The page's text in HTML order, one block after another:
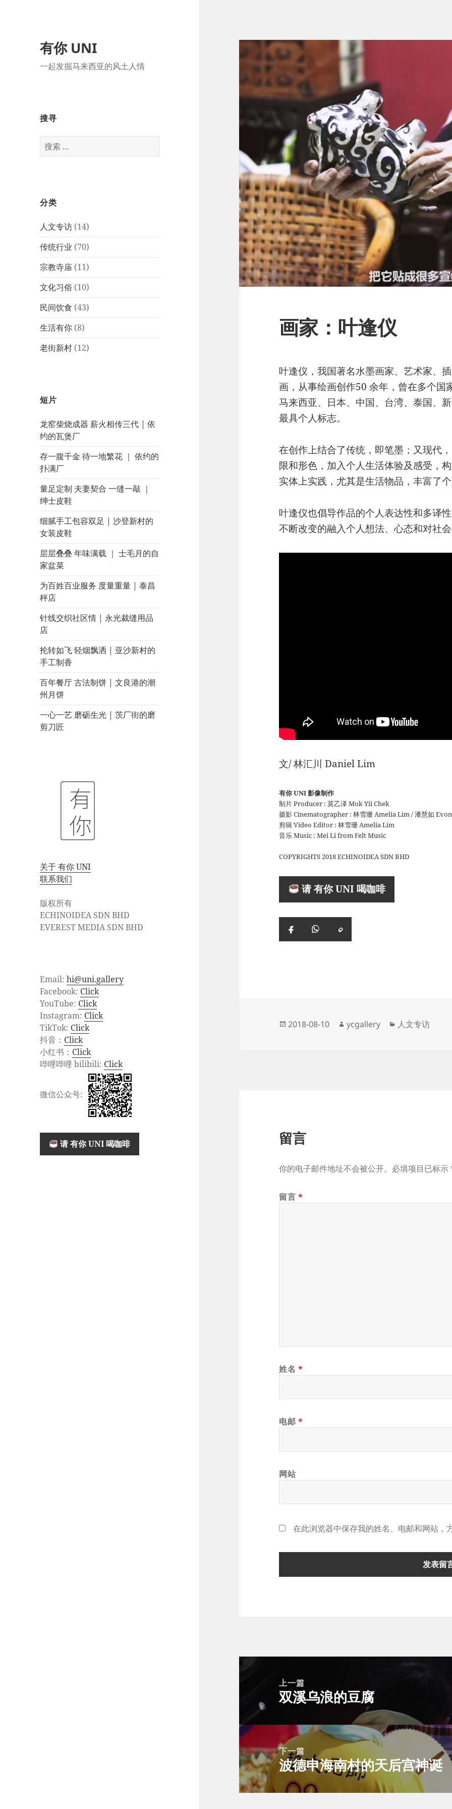
有你 UNI
一起发掘马来西亚的风土人情
搜寻
搜
索：
分类
人文专访 (14)
传统行业 (70)
宗教寺庙 (11)
文化习俗 (10)
民间饮食 (43)
生活有你 (8)
老街新村 (12)
短片
龙窑柴烧成器 薪火相传三代 | 依
约的瓦煲厂
存一腹千金 待一地繁花 ｜ 依约的
扑满厂
量足定制 夫妻契合 一缝一敲 ｜
绅士皮鞋
细腻手工包容双足 | 沙登新村的
女装皮鞋
层层叠叠 年味满载 ｜ 士毛月的自
家盆菜
为百姓百业服务 度量重量 | 泰昌
秤店
针线交织社区情 | 永光裁缝用品
店
抡转如飞 轻烟飘洒 | 亚沙新村的
手工制香
百年餐厅 古法制饼 | 文良港的潮
州月饼
一心一艺 磨砺生光 | 茨厂街的磨
剪刀匠
关于 有你 UNI
联系我们
版权所有
ECHINOIDEA SDN BHD
EVEREST MEDIA SDN BHD
Email:hi@uni.gallery
Facebook: Click
YouTube: Click
Instagram: Click
TikTok: Click
抖音： Click
小红书： Click
哔哩哔哩 bilibili: Click
微信公众号:
请 有你 UNI 喝咖啡
画家：叶逢仪
叶逢仪，我国著名水墨画家、艺术家、
画，从事绘画创作50 余年，曾在多个
马来西亚、日本、中国、台湾、泰国、
最具个人标志。
在创作上结合了传统，即笔墨；又现代
限和形色，加入个人生活体验及感受，
实体上实践，尤其是生活物品，丰富了
叶逢仪也倡导作品的个人表达性和多译
不断改变的融入个人想法、心态和对社
文/ 林汇川 Daniel Lim
有你 UNI 影像制作
制片 Producer : 莫乙泽 Mok Yii Chek
摄影 Cinematographer : 林雪珊 Amelia Lim / 潘慧如
剪辑 Video Editor : 林雪珊 Amelia Lim
音乐 Music : Mei Li from Felt Music
COPYRIGHTS 2018 ECHINOIDEA SDN BHD
请 有你 UNI 喝咖啡
FacebookWhatsApp
复
Posted
2018-08-10 Author
ycgallery Categories
人文专访
留言
你的电子邮件地址不会被公开。必填项目已标示
留言*
姓名*
电邮*
网站
在此浏览器中保存我的姓名、电邮和网站，
Post
navigation上一篇
上
篇
文
章：
双溪乌浪的豆腐
下一篇
下
一
篇
波德申海南村的天后宫神诞